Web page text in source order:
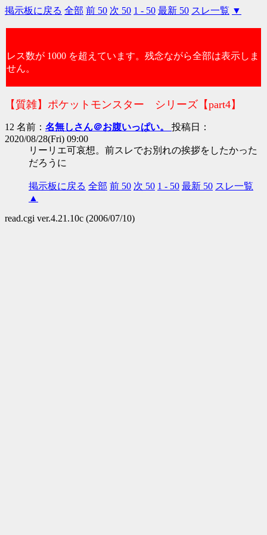
掲示板に戻る 全部 前 50 次 50 1 - 50 最新 50 スレ一覧 ▼
レス数が 1000 を超えています。残念ながら全部は表示しま
せん。
【質雑】ポケットモンスター シリーズ【part4】
12 名前： 名無しさん＠お腹いっぱい。 投稿日：
2020/08/28(Fri) 09:00
リーリエ可哀想。前スレでお別れの挨拶をしたかった
だろうに
掲示板に戻る 全部 前 50 次 50 1 - 50 最新 50 スレ一覧
▲
read.cgi ver.4.21.10c (2006/07/10)